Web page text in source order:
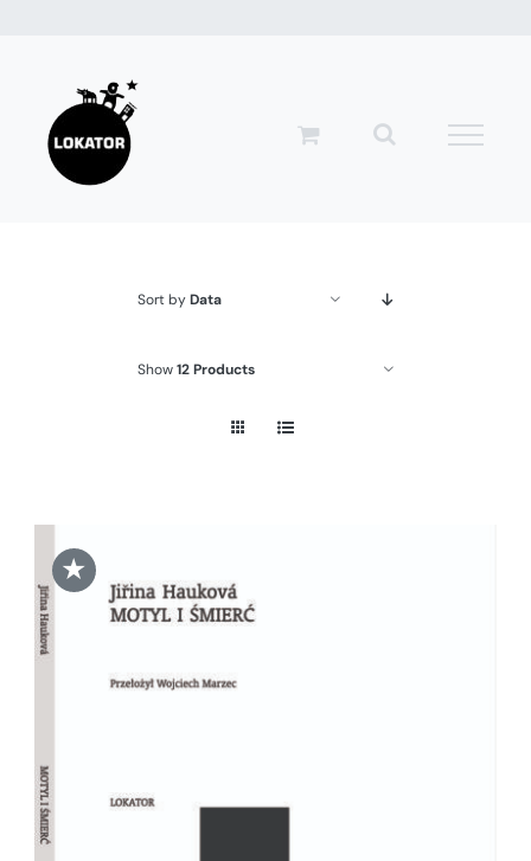
zawartości
Sort byData
Show12 Products
★